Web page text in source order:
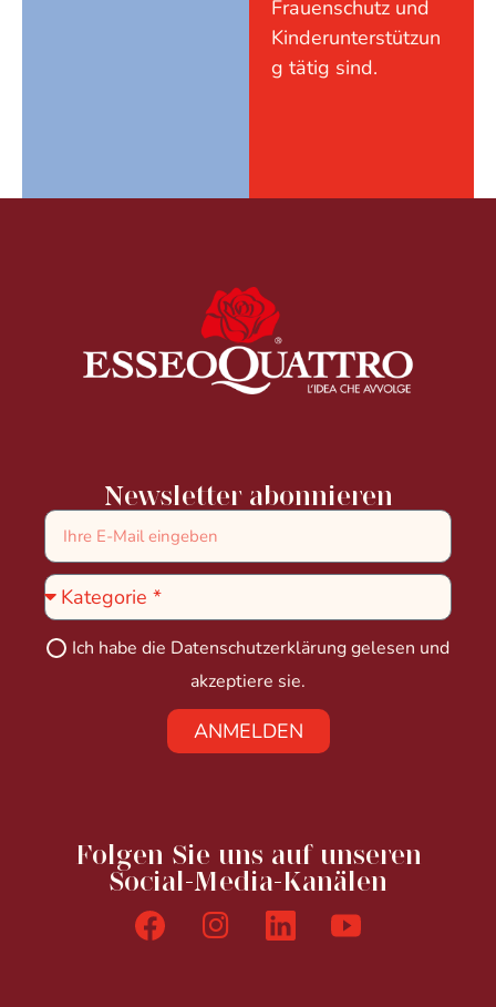
Frauenschutz und
Kinderunterstützun
g tätig sind.
Newsletter abonnieren
Ich habe die Datenschutzerklärunggelesen und
akzeptiere sie.
ANMELDEN
Folgen Sie uns auf unseren
Social-Media-Kanälen